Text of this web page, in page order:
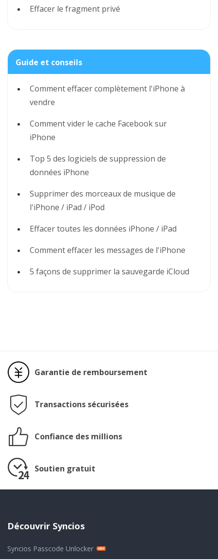
Effacer le fragment privé
Guide et conseils
Comment effacer complètement l'iPhone à
vendre
Comment vider le cache Facebook sur
iPhone
Top 5 des logiciels de suppression de
données iPhone
Supprimer des morceaux de musique de
l'iPhone / iPad / iPod
Effacer toutes les données iPhone / iPad
Comment effacer les messages de l'iPhone
5 façons de supprimer la sauvegarde iCloud
Garantie de remboursement
Transactions sécurisées
Confiance des millions
Soutien gratuit
Découvrir Syncios
Syncios Passcode Unlocker